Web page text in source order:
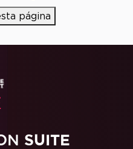
página
SUITE